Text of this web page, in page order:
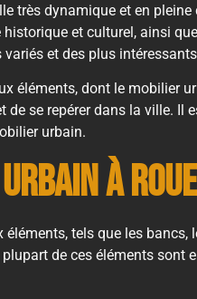
très dynamique et en
et culturel, ainsi
et des plus
éléments, dont le mobilier
se repérer dans la ville.
urbain.
à
tels que les
de ces éléments